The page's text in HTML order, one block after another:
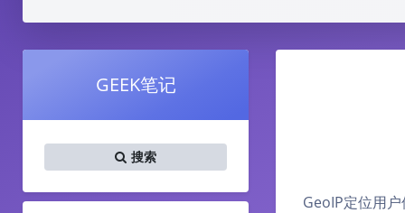
GEEK笔记
搜索
GeoIP定位用